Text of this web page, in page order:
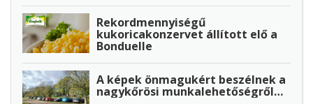
Rekordmennyiségű
kukoricakonzervet állított elő a
Bonduelle
A képek önmagukért beszélnek a
nagykőrösi munkalehetőségről…